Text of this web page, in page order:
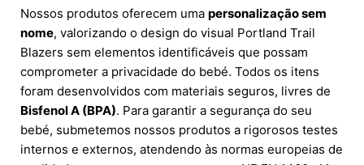
Nossos produtos oferecem uma personalização sem
nome, valorizando o design do visual Portland Trail
Blazers sem elementos identificáveis que possam
comprometer a privacidade do bebé. Todos os itens
foram desenvolvidos com materiais seguros, livres de
Bisfenol A (BPA). Para garantir a segurança do seu
bebé, submetemos nossos produtos a rigorosos testes
internos e externos, atendendo às normas europeias de